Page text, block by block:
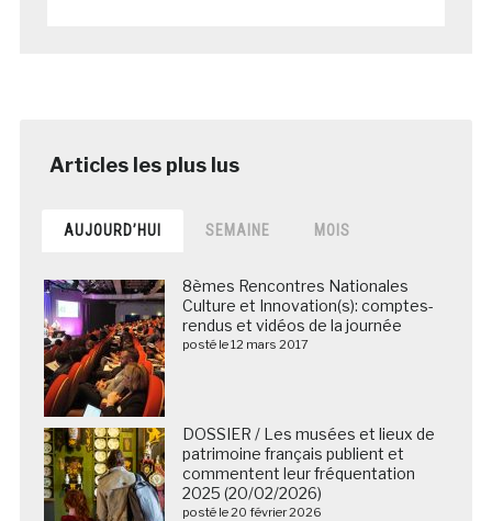
AUJOURD’HUI SEMAINE MOIS
8èmes Rencontres Nationales
Culture et Innovation(s): comptes-
rendus et vidéos de la journée
posté le 12 mars 2017
DOSSIER / Les musées et lieux de
patrimoine français publient et
commentent leur fréquentation
2025 (20/02/2026)
posté le 20 février 2026